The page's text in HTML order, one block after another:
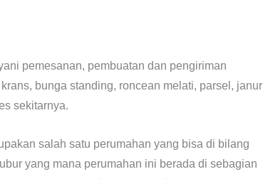
pemesanan, pembuatan dan pengiriman
bunga standing, roncean melati, parsel, janur
sekitarnya.
salah satu perumahan yang bisa di bilang
yang mana perumahan ini berada di sebagian